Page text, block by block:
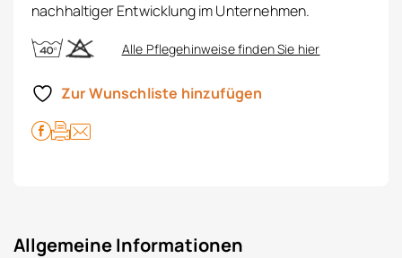
nachhaltiger Entwicklung im Unternehmen.
Alle Pflegehinweise finden Sie hier
Zur Wunschliste hinzufügen
Allgemeine Informationen